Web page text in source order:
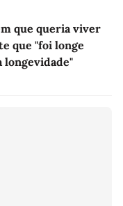
que queria viver
que "foi longe
longevidade"